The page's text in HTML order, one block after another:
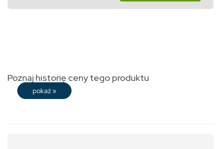
Poznaj historię ceny tego produktu
pokaż »